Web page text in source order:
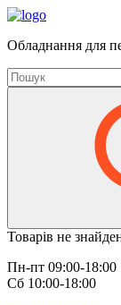
Обладнання для
Товарів не
Пн-пт 09:00-18:00
Сб 10:00-18:00